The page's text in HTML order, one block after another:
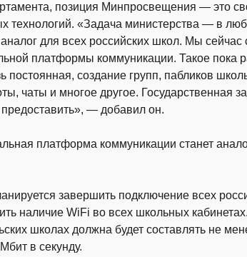
позиция Минпросвещения — это
технологий. «Задача министерства — в
для всех российских школ. Мы сейчас
платформы коммуникации. Такое пока
постоянная, создание групп, пабликов
чаты и многое другое. Государственная
— добавил он.
платформа коммуникации станет
завершить подключение всех
наличие WiFi во всех школьных
школах должна будет составлять не
в секунду.